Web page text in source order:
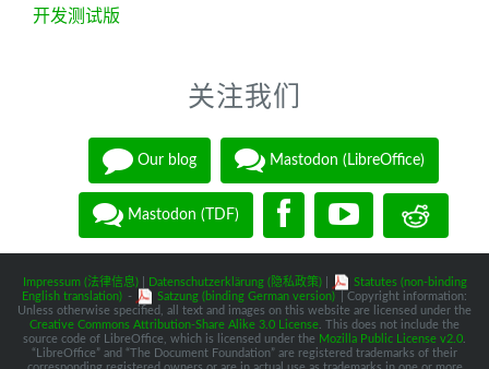
开发测试版
关注我们
Our blog Mastodon (LibreOffice)
Mastodon (TDF)
Impressum (法律信息)| Datenschutzerklärung (隐私政策)|
Statutes (non-binding
English translation) - Satzung (binding German version)
| Copyright information:
Unless otherwise specified, all text and images on this website are licensed under the
Creative Commons Attribution-Share Alike 3.0 License . This does not include the
source code of LibreOffice, which is licensed under the Mozilla Public License v2.0
“LibreOffice” and “The Document Foundation” are registered trademarks of their